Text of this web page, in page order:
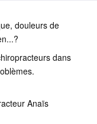
douleurs de
dans
Anaïs